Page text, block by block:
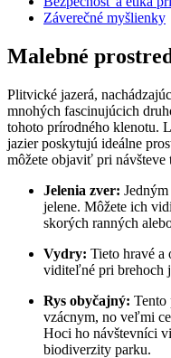
Záverečné myšlienky
Malebné
Plitvické jazerá,
mnohých fascinujúcich
tohoto prírodného klenotu.
jazier poskytujú ideálne
môžete objaviť⁣ pri⁢ návšteve
Jelenia ‌zver:
‍jelene. Môžete ich
skorých ranných⁣
Vydry: ‍Tieto hravé a
viditeľné ⁤pri brehoch
Rys obyčajný: ⁤Tento
vzácnym, no veľmi
Hoci⁢ ho ‍návštevníci
biodiverzity parku.